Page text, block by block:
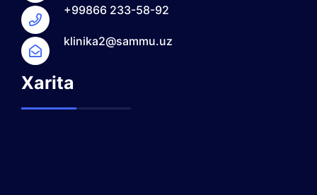
+99866 233-58-92
klinika2@sammu.uz
Xarita